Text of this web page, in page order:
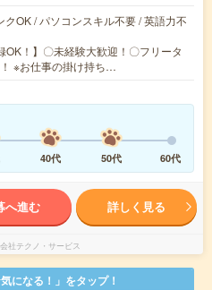
クOK / パソコンスキル不要 / 英語力不
OK！】〇未経験大歓迎！〇フリータ
※お仕事の掛け持ち…
40代 50代 60代
へ進む 詳しく見る
社テクノ・サービス
になる！」をタップ！